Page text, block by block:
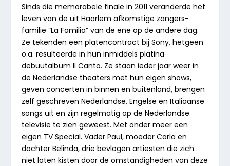
Sinds die memorabele finale in 2011 veranderde het
leven van de uit Haarlem afkomstige zangers-
familie “La Familia” van de ene op de andere dag.
Ze tekenden een platencontract bij Sony, hetgeen
o.a. resulteerde in hun inmiddels platina
debuutalbum Il Canto. Ze staan ieder jaar weer in
de Nederlandse theaters met hun eigen shows,
geven concerten in binnen en buitenland, brengen
zelf geschreven Nederlandse, Engelse en Italiaanse
songs uit en zijn regelmatig op de Nederlandse
televisie te zien geweest. Met onder meer een
eigen TV Special. Vader Paul, moeder Carla en
dochter Belinda, drie bevlogen artiesten die zich
niet laten kisten door de omstandigheden van deze